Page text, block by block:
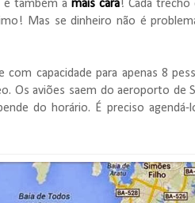
é também a mais cara! Cada trecho
Mas se dinheiro não é
capacidade para apenas 8
Os aviões saem do aeroporto de
do horário. É preciso agendá-